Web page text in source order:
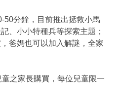
50分鐘，目前推出拯救小馬
、小小特種兵等探索主題；
爸媽也可以加入解謎，全家
之家長購買，每位兒童限一